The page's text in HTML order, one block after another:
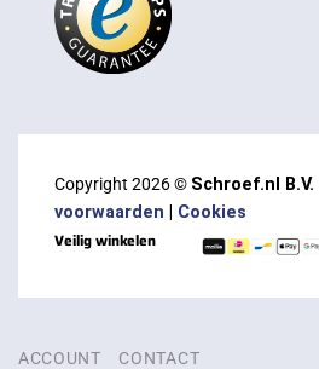
Copyright 2026 © Schroef.nl B.V. |
voorwaarden
Cookies
Veilig winkelen
ACCOUNT CONTACT